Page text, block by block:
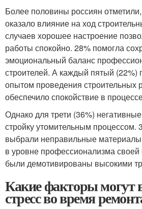
Более половины россиян
оказало влияние на ход
случаев хорошее настроение
работы спокойно. 28% помогла
эмоциональный баланс
строителей. А каждый пятый (22%)
опытом проведения строительных
обеспечило спокойствие в
Однако для трети (36%)
стройку утомительным процессом.
выбрали неправильные
в уровне профессионализма
были демотивированы высокими
Какие факторы могут
стресс во время